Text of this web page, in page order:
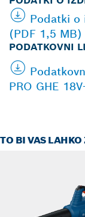
Podatki o
(PDF 1,5 MB)
PODATKOVNI
PRO GHE
TO BI VAS